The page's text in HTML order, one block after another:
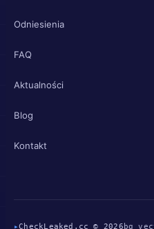
Odniesienia
FAQ
Aktualności
Blog
Kontakt
▸CheckLeaked.cc © 2026 bg